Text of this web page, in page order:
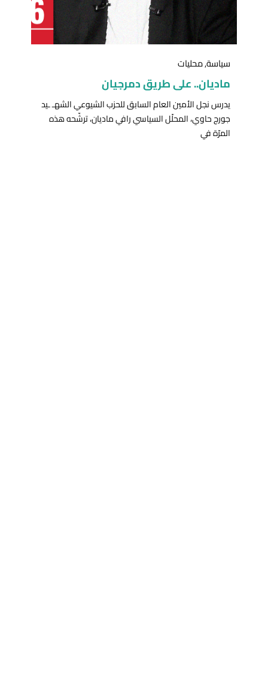
سياسة,محليات
ماديان.. على طريق دمرجيان
يدرس نجل الأمين العام السابق للحزب الشيوعي الشهـ ـيد
جورج حاوي، المحلّل السياسي رافي ماديان، ترشّحه هذه
المرّة في